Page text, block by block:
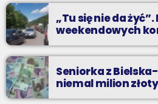
„Tu się nie da
weekendowych
Seniorka z
niemal milion